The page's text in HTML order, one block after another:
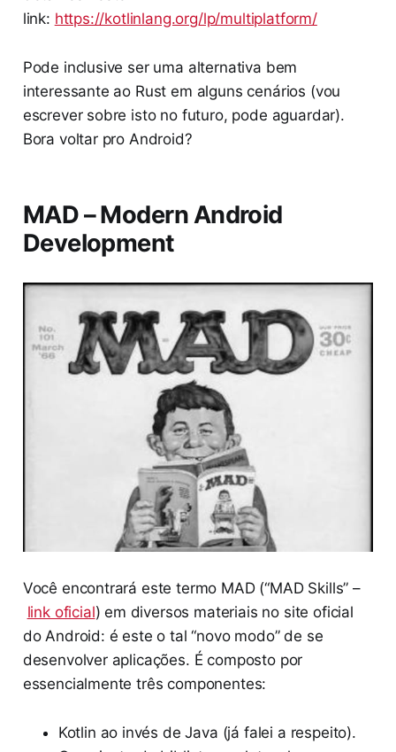
link: https://kotlinlang.org/lp/multiplatform/
Pode inclusive ser uma alternativa bem
interessante ao Rust em alguns cenários (vou
escrever sobre isto no futuro, pode aguardar).
Bora voltar pro Android?
MAD – Modern Android
Development
Você encontrará este termo MAD (“MAD Skills” –
link oficial) em diversos materiais no site oficial
do Android: é este o tal “novo modo” de se
desenvolver aplicações. É composto por
essencialmente três componentes:
Kotlin ao invés de Java (já falei a respeito).